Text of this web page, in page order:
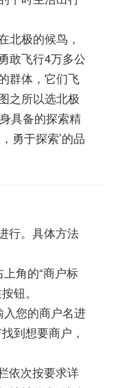
北极的候鸟，
敢飞行4万多公
群体，它们飞
之所以选北极
具备的探索精
勇于探索’的品
行。具体方法
角的“商户标
钮。
您的商户名进
到想要商户，
依次按要求详